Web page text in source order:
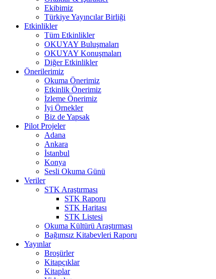
Ekibimiz
Türkiye Yayıncılar Birliği
Etkinlikler
Tüm Etkinlikler
OKUYAY Buluşmaları
OKUYAY Konuşmaları
Diğer Etkinlikler
Önerilerimiz
Okuma Önerimiz
Etkinlik Önerimiz
İzleme Önerimiz
İyi Örnekler
Biz de Yapsak
Pilot Projeler
Adana
Ankara
İstanbul
Konya
Sesli Okuma Günü
Veriler
STK Araştırması
STK Raporu
STK Haritası
STK Listesi
Okuma Kültürü Araştırması
Bağımsız Kitabevleri Raporu
Yayınlar
Broşürler
Kitapçıklar
Kitaplar